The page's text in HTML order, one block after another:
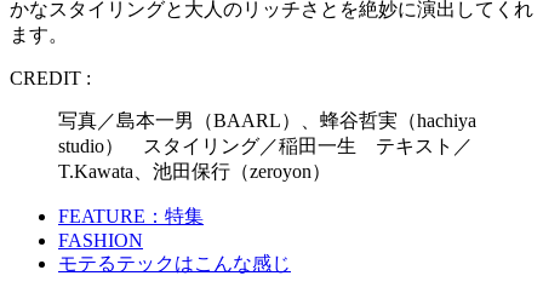
かなスタイリングと大人のリッチさとを絶妙に演出してくれ
ます。
CREDIT :
写真／島本一男（BAARL）、蜂谷哲実（hachiya
studio） スタイリング／稲田一生 テキスト／
T.Kawata、池田保行（zeroyon）
FEATURE：特集
FASHION
モテるテックはこんな感じ